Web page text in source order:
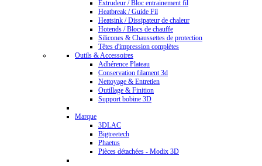
Extrudeur / Bloc entrainement fil
Heatbreak / Guide Fil
Heatsink / Dissipateur de chaleur
Hotends / Blocs de chauffe
Silicones & Chaussettes de protection
Têtes d'impression complètes
Outils & Accessoires
Adhérence Plateau
Conservation filament 3d
Nettoyage & Entretien
Outillage & Finition
Support bobine 3D
Marque
3DLAC
Bigtreetech
Phaetus
Pièces détachées - Modix 3D